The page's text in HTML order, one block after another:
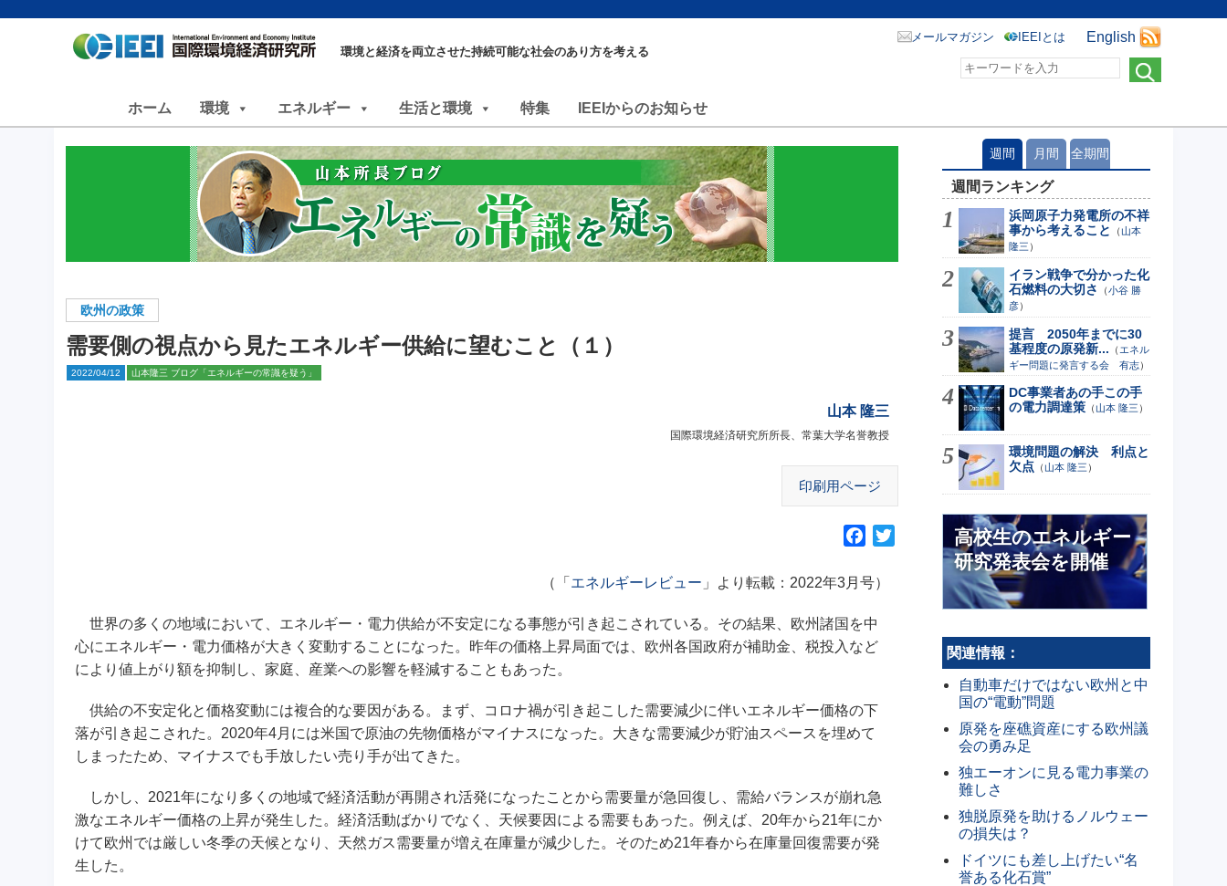
環境と経済を両立させた持続可能な社会のあり方を考える
English
メールマガジン IEEIとは
ホーム 環境 エネルギー 生活と環境 特集 IEEIからのお知らせ
欧州の政策
需要側の視点から見たエネルギー供給に望むこと（１）
2022/04/12 山本隆三 ブログ「エネルギーの常識を疑う」
山本 隆三
国際環境経済研究所所長、常葉大学名誉教授
印刷用ページ
c
b
o
（「 エネルギーレビュー 」より転載：2022年3月号）
世界の多くの地域において、エネルギー・電力供給が不安定になる事態が引き起こされている。その結果、欧州諸国を中
心にエネルギー・電力価格が大きく変動することになった。昨年の価格上昇局面では、欧州各国政府が補助金、税投入など
により値上がり額を抑制し、家庭、産業への影響を軽減することもあった。
供給の不安定化と価格変動には複合的な要因がある。まず、コロナ禍が引き起こした需要減少に伴いエネルギー価格の下
落が引き起こされた。2020年4月には米国で原油の先物価格がマイナスになった。大きな需要減少が貯油スペースを埋めて
しまったため、マイナスでも手放したい売り手が出てきた。
しかし、2021年になり多くの地域で経済活動が再開され活発になったことから需要量が急回復し、需給バランスが崩れ急
激なエネルギー価格の上昇が発生した。経済活動ばかりでなく、天候要因による需要もあった。例えば、20年から21年にか
けて欧州では厳しい冬季の天候となり、天然ガス需要量が増え在庫量が減少した。そのため21年春から在庫量回復需要が発
生した。
週間 月間 全期間
週間ランキング
浜岡原子力発電所の不祥
事から考えること
（山本
隆三 ）
イラン戦争で分かった化
石燃料の大切さ
（小谷 勝
彦）
提言 2050年までに30
基程度の原発新... （ エネル
ギー問題に発言する会 有志）
DC事業者あの手この手
の電力調達策 （山本 隆三 ）
環境問題の解決 利点と
欠点 （山本 隆三 ）
高校生のエネルギー
研究発表会を開催
関連情報：
自動車だけではない欧州と中
国の“電動”問題
原発を座礁資産にする欧州議
会の勇み足
独エーオンに見る電力事業の
難しさ
独脱原発を助けるノルウェー
の損失は？
ドイツにも差し上げたい“名
誉ある化石賞”